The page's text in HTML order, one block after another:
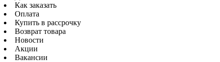
Как заказать
Оплата
Купить в рассрочку
Возврат товара
Новости
Акции
Вакансии